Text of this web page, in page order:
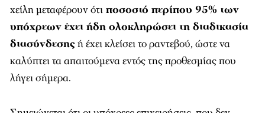
χείλη μεταφέρουν ότι ποσοστό περίπου 95% των
υπόχρεων έχει ήδη ολοκληρώσει τη διαδικασία
διασύνδεσηςή έχει κλείσει το ραντεβού, ώστε να
καλύπτει τα απαιτούμενα εντός της προθεσμίας που
λήγει σήμερα.